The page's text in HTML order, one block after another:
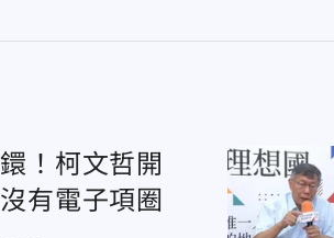
！柯文哲開
有電子項圈